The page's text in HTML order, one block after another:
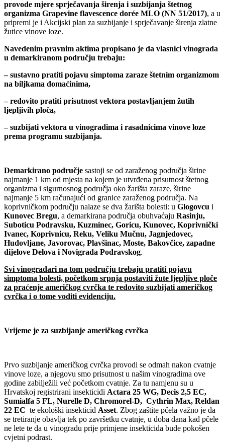
provode mjere sprječavanja širenja i suzbijanja štetnog
organizma Grapevine flavescence dorée MLO (NN 51/2017), a u
pripremi je i Akcijski plan za suzbijanje i sprječavanje širenja zlatne
žutice vinove loze.
Navedenim pravnim aktima propisano je da vlasnici vinograda
u demarkiranom području trebaju:
– sustavno pratiti pojavu simptoma zaraze štetnim organizmom
na biljkama domaćinima,
– redovito pratiti prisutnost vektora postavljanjem žutih
ljepljivih ploča,
– suzbijati vektora u vinogradima i rasadnicima vinove loze
prema programu suzbijanja.
Demarkirano područje sastoji se od zaraženog područja širine
najmanje 1 km od mjesta na kojem je utvrđena prisutnost štetnog
organizma i sigurnosnog područja oko žarišta zaraze, širine
najmanje 5 km računajući od granice zaraženog područja. Na
koprivničkom području nalaze se dva žarišta bolesti: u Glogovcu i
Kunovec Bregu, a demarkirana područja obuhvaćaju Rasinju,
Suboticu Podravsku, Kuzminec, Goricu, Kunovec, Koprivnički
Ivanec, Koprivnicu, Reku, Veliku Mučnu, Jagnjedovec,
Hudovljane, Javorovac, Plavšinac, Moste, Bakovčice, zapadne
dijelove Delova i Novigrada Podravskog.
Svi vinogradari na tom području trebaju pratiti pojavu
simptoma bolesti, početkom srpnja postaviti žute ljepljive ploče
za praćenje američkog cvrčka te redovito suzbijati američkog
cvrčka i o tome voditi evidenciju.
Vrijeme je za suzbijanje američkog cvrčka
Prvo suzbijanje američkog cvrčka provodi se odmah nakon cvatnje
vinove loze, a njegovu smo prisutnost u našim vinogradima ove
godine zabilježili već početkom cvatnje. Za tu namjenu su u
Hrvatskoj registrirani insekticidi Actara 25 WG, Decis 2,5 EC,
Sumialfa 5 FL, Nurelle D, Chromorel-D, Cythrin Max, Reldan
22 EC te ekološki insekticid Asset. Zbog zaštite pčela važno je da
se tretiranje obavlja tek po završetku cvatnje, u doba dana kad pčele
ne lete te da u vinogradu prije primjene insekticida bude pokošen
cvjetni podrast.